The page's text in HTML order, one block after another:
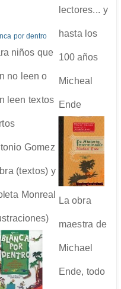
por dentro
niños que
no leen o
leen textos
Gomez
(textos) y
Monreal
lectores... y
hasta los
100 años
Micheal
Ende
La obra
maestra de
Michael
Ende, todo